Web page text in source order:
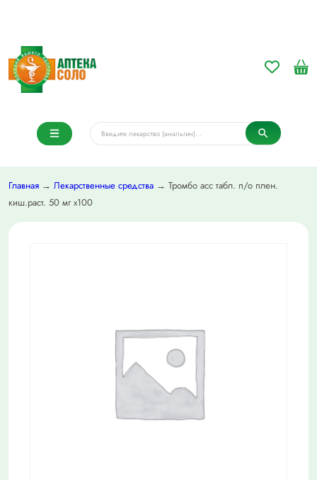
Главная → Лекарственные средства → Тромбо асс табл. п/о плен.
киш.раст. 50 мг х100